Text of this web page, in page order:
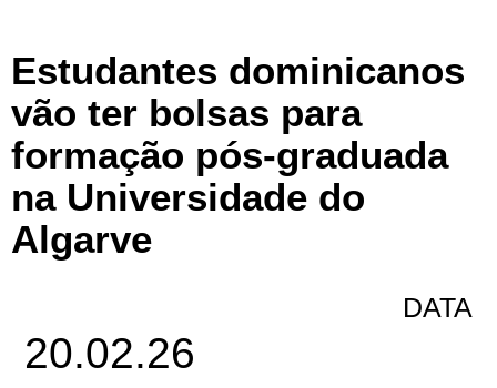
Estudantes dominicanos
vão ter bolsas para
formação pós-graduada
na Universidade do
Algarve
DATA
20.02.26